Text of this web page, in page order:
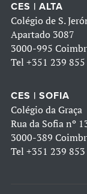
CES | ALTA
Colégio de S.
Apartado 3087
3000-995
Tel +351 239
CES | SOFIA
Colégio da Graça
Rua da Sofia nº
3000-389
Tel +351 239